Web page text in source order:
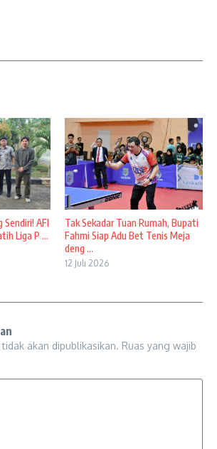
Sendiri! AFI
Liga P ...
Tak Sekadar Tuan Rumah, Bupati
Fahmi Siap Adu Bet Tenis Meja
deng ...
12 Juli 2026
akan dipublikasikan. Ruas yang wajib